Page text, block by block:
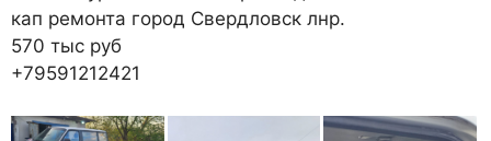
кап ремонта город Свердловск лнр.
570 тыс руб
+79591212421